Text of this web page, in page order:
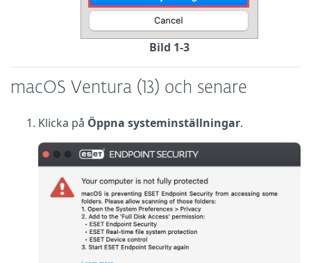
Bild 1-3
macOS Ventura (13) och senare
Klicka på Öppna systeminställningar.